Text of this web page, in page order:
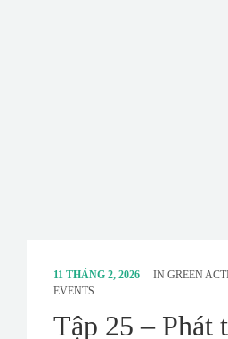
11 THÁNG 2, 2026 IN GREEN
EVENTS
Tập 25 – Phát